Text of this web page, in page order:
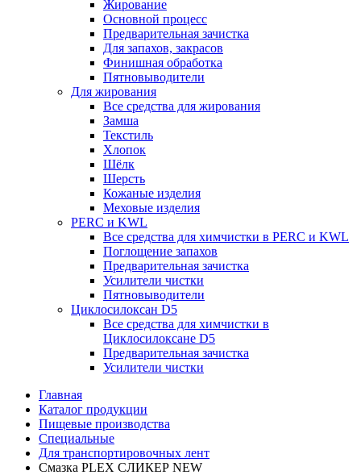
Жирование
Основной процесс
Предварительная зачистка
Для запахов, закрасов
Финишная обработка
Пятновыводители
Для жирования
Все средства для жирования
Замша
Текстиль
Хлопок
Шёлк
Шерсть
Кожаные изделия
Меховые изделия
PERC и KWL
Все средства для химчистки в PERC и KWL
Поглощение запахов
Предварительная зачистка
Усилители чистки
Пятновыводители
Циклосилоксан D5
Все средства для химчистки в
Циклосилоксане D5
Предварительная зачистка
Усилители чистки
Главная
Каталог продукции
Пищевые производства
Специальные
Для транспортировочных лент
Смазка PLEX СЛИКЕР NEW